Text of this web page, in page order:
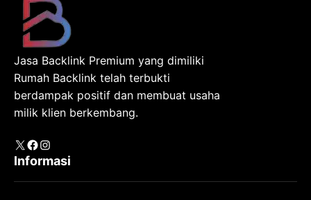
Jasa Backlink Premium yang dimiliki
Rumah Backlink telah terbukti
berdampak positif dan membuat usaha
milik klien berkembang.
X Facebook
Instagram
Informasi